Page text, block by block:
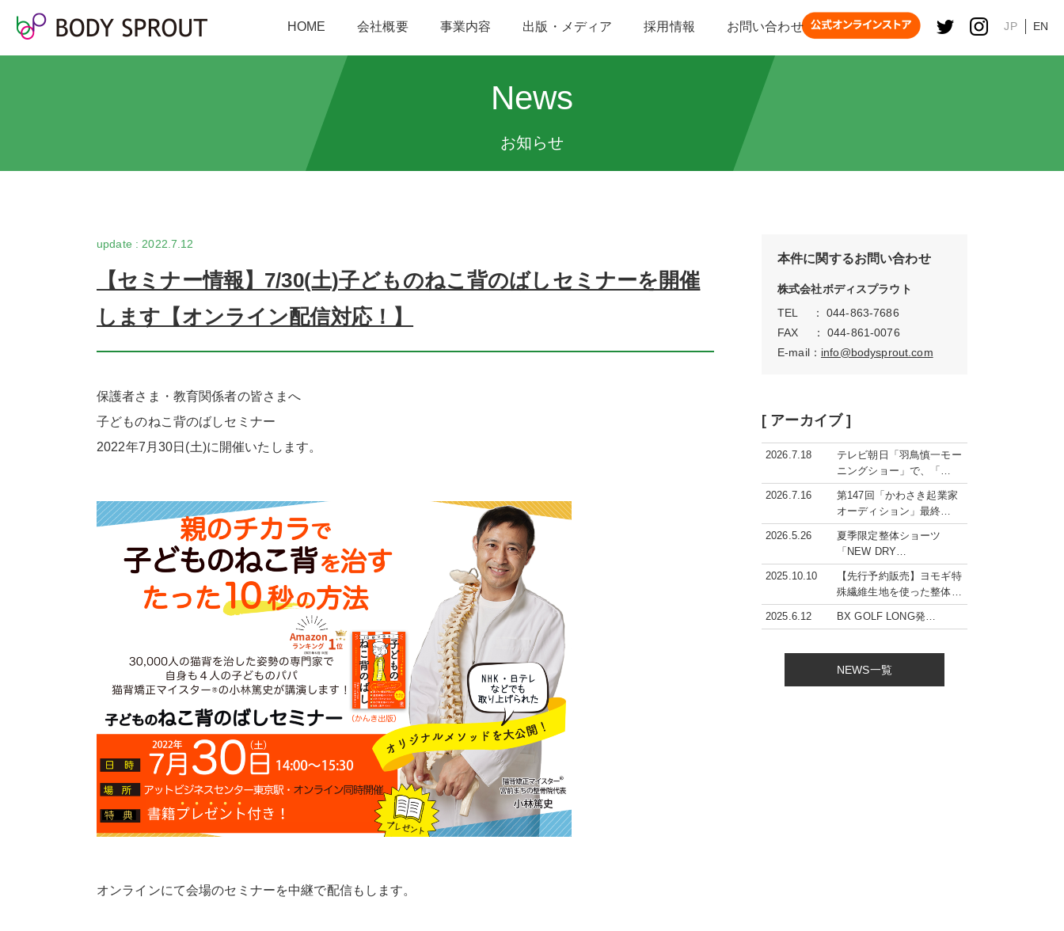
HOME 会社概要 事業内容 出版・メディア 採用情報 お問い合わせ JP EN
News
お知らせ
2022.7.12
【セミナー情報】7/30(土)子どものねこ背のばしセミナーを開催
します【オンライン配信対応！】
保護者さま・教育関係者の皆さまへ
子どものねこ背のばしセミナー
2022年7月30日(土)に開催いたします。
オンラインにて会場のセミナーを中継で配信もします。
本件に関するお問い合わせ
株式会社ボディスプラウト
TEL ： 044-863-7686
FAX ： 044-861-0076
E-mail： info@bodysprout.com
[ アーカイブ ]
2026.7.18
テレビ朝日「羽鳥慎一モー
ニングショー」で、「…
2026.7.16
第147回「かわさき起業家
オーディション」最終…
2026.5.26
夏季限定整体ショーツ
「NEW DRY…
2025.10.10
【先行予約販売】ヨモギ特
殊繊維生地を使った整体…
2025.6.12 BX GOLF LONG発…
NEWS一覧